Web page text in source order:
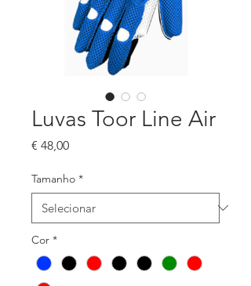
Luvas Toor Line Air
€ 48,00Preço
Tamanho *
Cor *